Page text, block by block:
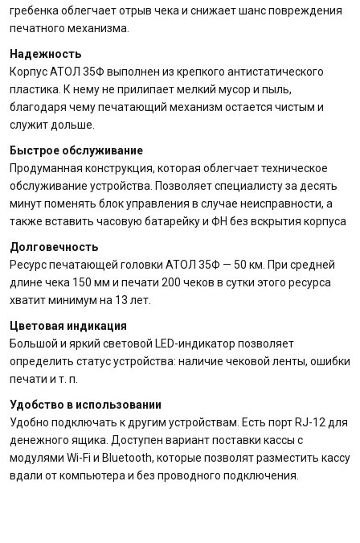
гребенка облегчает отрыв чека и снижает шанс повреждения
печатного механизма.
Надежность
Корпус АТОЛ 35Ф выполнен из крепкого антистатического
пластика. К нему не прилипает мелкий мусор и пыль,
благодаря чему печатающий механизм остается чистым и
служит дольше.
Быстрое обслуживание
Продуманная конструкция, которая облегчает техническое
обслуживание устройства. Позволяет специалисту за десять
минут поменять блок управления в случае неисправности, а
также вставить часовую батарейку и ФН без вскрытия корпуса
Долговечность
Ресурс печатающей головки АТОЛ 35Ф — 50 км. При средней
длине чека 150 мм и печати 200 чеков в сутки этого ресурса
хватит минимум на 13 лет.
Цветовая индикация
Большой и яркий световой LED-индикатор позволяет
определить статус устройства: наличие чековой ленты, ошибки
печати и т. п.
Удобство в использовании
Удобно подключать к другим устройствам. Есть порт RJ-12 для
денежного ящика. Доступен вариант поставки кассы с
модулями Wi-Fi и Bluetooth, которые позволят разместить кассу
вдали от компьютера и без проводного подключения.